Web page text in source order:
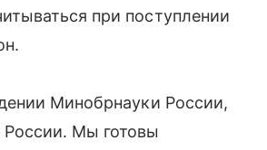
при поступлении
Минобрнауки России,
Мы готовы